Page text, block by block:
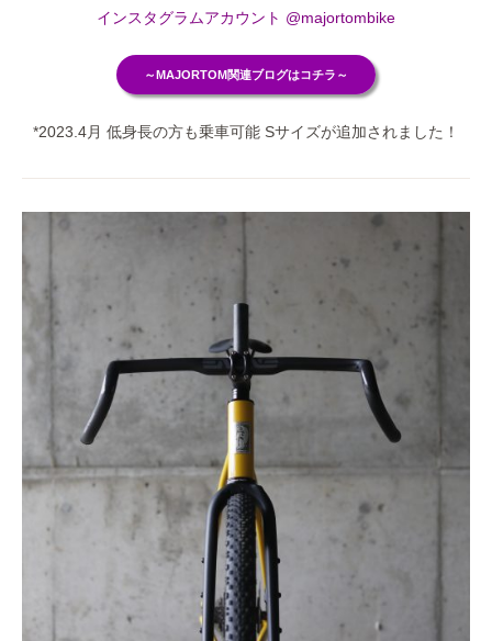
インスタグラムアカウント @majortombike
～MAJORTOM関連ブログはコチラ～
*2023.4月 低身長の方も乗車可能 Sサイズが追加されました！